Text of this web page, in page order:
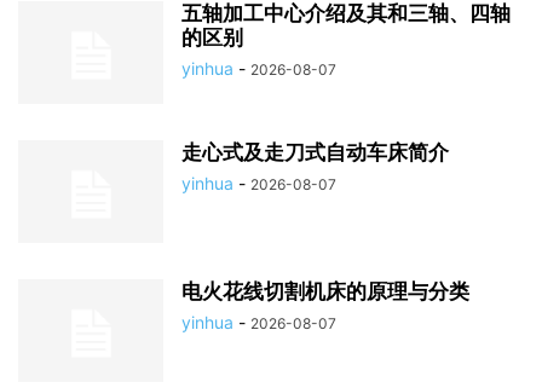
五轴加工中心介绍及其和三轴、四轴
的区别
yinhua - 2026-08-07
走心式及走刀式自动车床简介
yinhua - 2026-08-07
电火花线切割机床的原理与分类
yinhua - 2026-08-07